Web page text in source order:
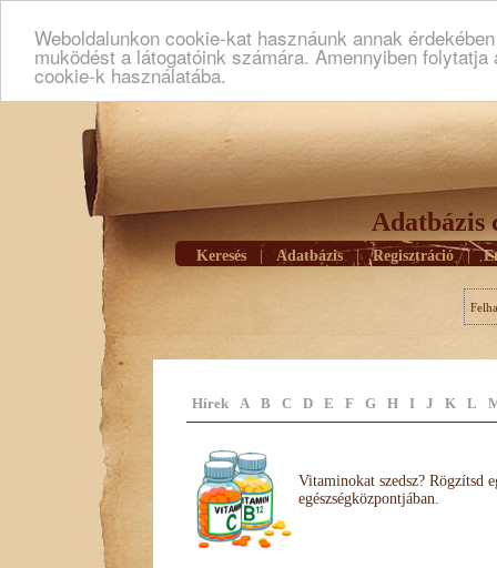
Weboldalunkon cookie-kat hasznáunk annak
muködést a látogatóink számára. Amennyiben
cookie-k használatába.
Adatbázis
Keresés Adatbázis | Regisztráció |
Hírek A B C D E F G H I J K L
Vitaminokat szedsz? Rögzítsd
egészségközpontjában.